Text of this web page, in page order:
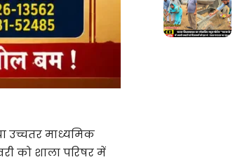
उच्चतर माध्यमिक
को शाला परिषर में